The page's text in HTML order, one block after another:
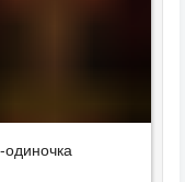
одиночка